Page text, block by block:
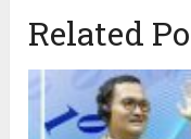
Related